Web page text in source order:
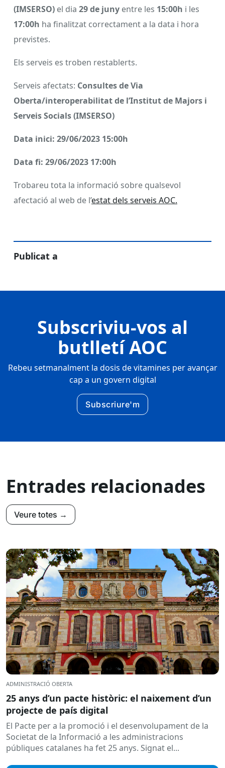
(IMSERSO) el dia 29 de juny entre les 15:00h i les
17:00h ha finalitzat correctament a la data i hora
previstes.
Els serveis es troben restablerts.
Serveis afectats: Consultes de Via
Oberta/interoperabilitat de l’Institut de Majors i
Serveis Socials (IMSERSO)
Data inici: 29/06/2023 15:00h
Data fi: 29/06/2023 17:00h
Trobareu tota la informació sobre qualsevol
afectació al web de l’estat dels serveis AOC.
Publicat a
Subscriviu-vos al
butlletí AOC
Rebeu setmanalment la dosis de vitamines per avançar
cap a un govern digital
Subscriure'm
Entrades relacionades
Veure totes →
ADMINISTRACIÓ OBERTA
25 anys d’un pacte històric: el naixement d’un
projecte de país digital
El Pacte per a la promoció i el desenvolupament de la
Societat de la Informació a les administracions
públiques catalanes ha fet 25 anys. Signat el...